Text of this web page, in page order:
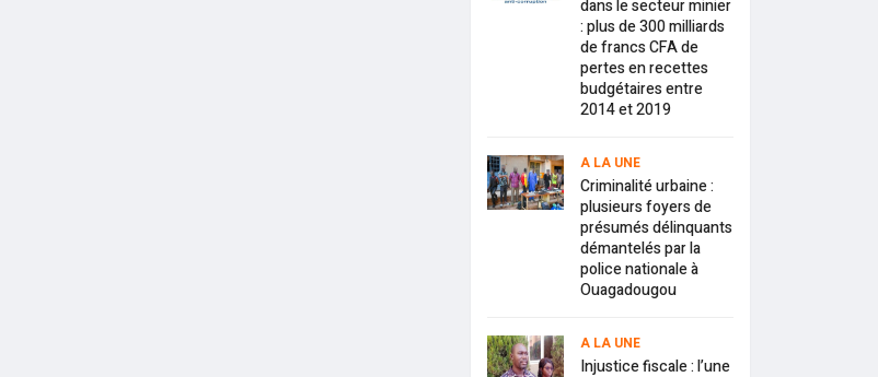
dans le secteur minier
: plus de 300 milliards
de francs CFA de
pertes en recettes
budgétaires entre
2014 et 2019
A LA UNE
Criminalité urbaine :
plusieurs foyers de
présumés délinquants
démantelés par la
police nationale à
Ouagadougou
A LA UNE
Injustice fiscale : l’une